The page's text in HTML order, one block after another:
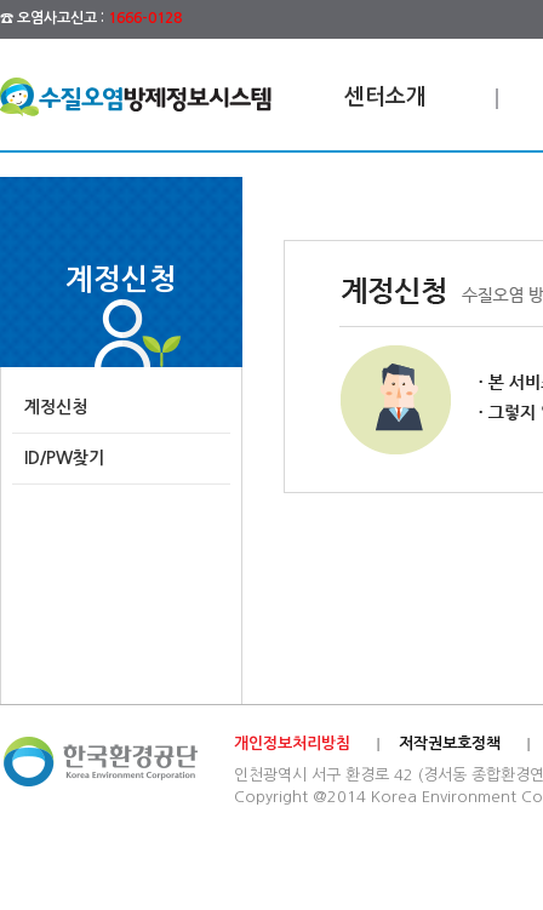
☎ 오염사고신고 : 1666-0128
센터소개
계정신청
계정신청
ID/PW찾기
개인정보처리방침
저작권보호정책
인천광역시 서구 환경로 42 (경서동 종합
Copyright @2014 Korea Environment